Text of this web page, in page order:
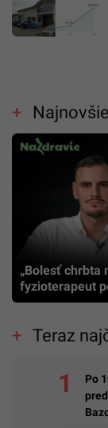
„Bolesť chrbta
fyzioterapeut
Teraz
Po